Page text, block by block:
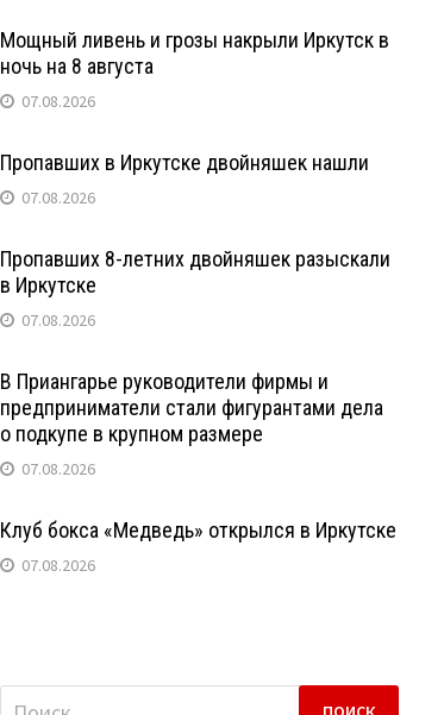
Мощный ливень и грозы накрыли Иркутск в
ночь на 8 августа
07.08.2026
Пропавших в Иркутске двойняшек нашли
07.08.2026
Пропавших 8-летних двойняшек разыскали
в Иркутске
07.08.2026
В Приангарье руководители фирмы и
предприниматели стали фигурантами дела
о подкупе в крупном размере
07.08.2026
Клуб бокса «Медведь» открылся в Иркутске
07.08.2026
Найти: